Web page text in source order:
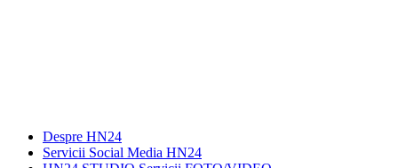
Despre HN24
Servicii Social Media HN24